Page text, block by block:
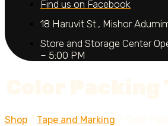
Find us on Facebook
18 Haruvit St., Mishor
Store and Storage Center
– 5:00 PM
Shop Tape and Marking